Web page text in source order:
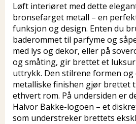
Løft interiøret med dette
bronsefarget metall – en
funksjon og design. Enten du
baderommet til parfyme og
med lys og dekor, eller på
og småting, gir brettet et
uttrykk. Den stilrene formen og
metalliske finishen gjør brettet
ethvert rom. På undersiden er
Halvor Bakke-logoen – et
som understreker brettets